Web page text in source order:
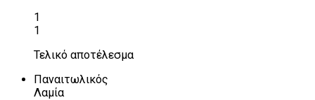
1
1
Τελικό αποτέλεσμα
Παναιτωλικός
Λαμία